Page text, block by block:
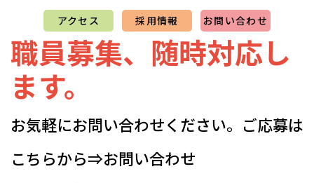
アクセス 採用情報 お問い合わせ
職員募集、随時対応し
ます。
お気軽にお問い合わせください。​​​​​​​​​ご応募は
こちらから⇒お問い合わせ